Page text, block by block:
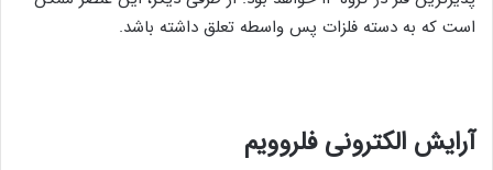
است که به دسته فلزات پس واسطه تعلق داشته باشد.
آرایش الکترونی فلروویم